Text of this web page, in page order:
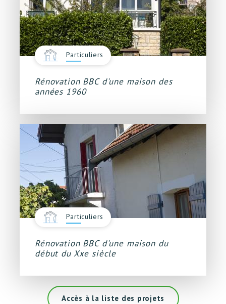
Particuliers
Rénovation BBC d'une maison des
années 1960
Particuliers
Rénovation BBC d'une maison du
début du Xxe siècle
Accès à la liste des projets